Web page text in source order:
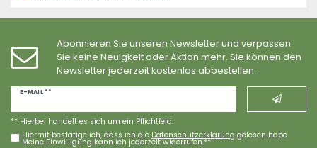
Abonnieren Sie unseren Newsletter und verpassen
Sie keine Neuigkeit oder Aktion mehr. Sie können den
Newsletter jederzeit kostenlos abbestellen.
E-MAIL **
Newsletter
Hiermit bestätige ich, dass ich die Daten­schutz­erklärung gelesen habe.
Meine Einwilligung kann ich jederzeit widerrufen.**
** Hierbei handelt es sich um ein Pflichtfeld.